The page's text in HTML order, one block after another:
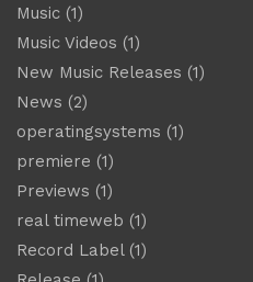
Music (1)
Music Videos (1)
New Music Releases (1)
News (2)
operatingsystems (1)
premiere (1)
Previews (1)
real timeweb (1)
Record Label(1)